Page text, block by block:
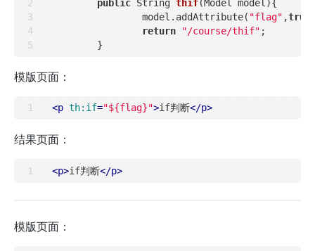
public String thif(Model model){
		model.addAttribute(
"flag" ,true
return
"/course/thif" ;
模版页面：
<p th:if="${flag}">if判断</p>
结果页面：
<p>if判断</p>
模版页面：